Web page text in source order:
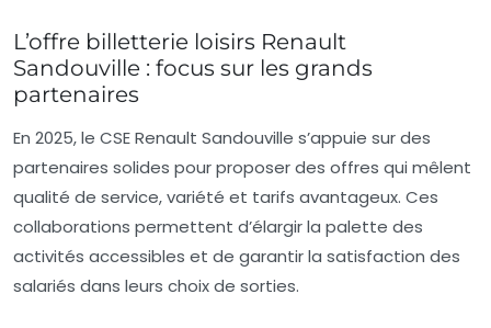
L’offre billetterie loisirs Renault
Sandouville : focus sur les grands
partenaires
En 2025, le CSE Renault Sandouville s’appuie sur des
partenaires solides pour proposer des offres qui mêlent
qualité de service, variété et tarifs avantageux. Ces
collaborations permettent d’élargir la palette des
activités accessibles et de garantir la satisfaction des
salariés dans leurs choix de sorties.